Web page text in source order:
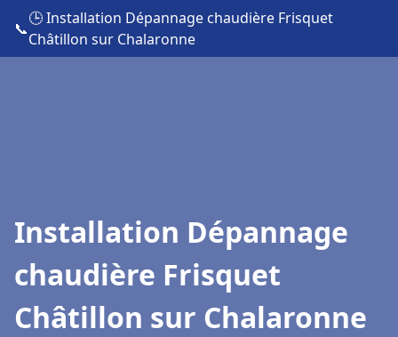
📞
🕒 Installation Dépannage chaudière Frisquet
Châtillon sur Chalaronne
Installation Dépannage
chaudière Frisquet
Châtillon sur Chalaronne